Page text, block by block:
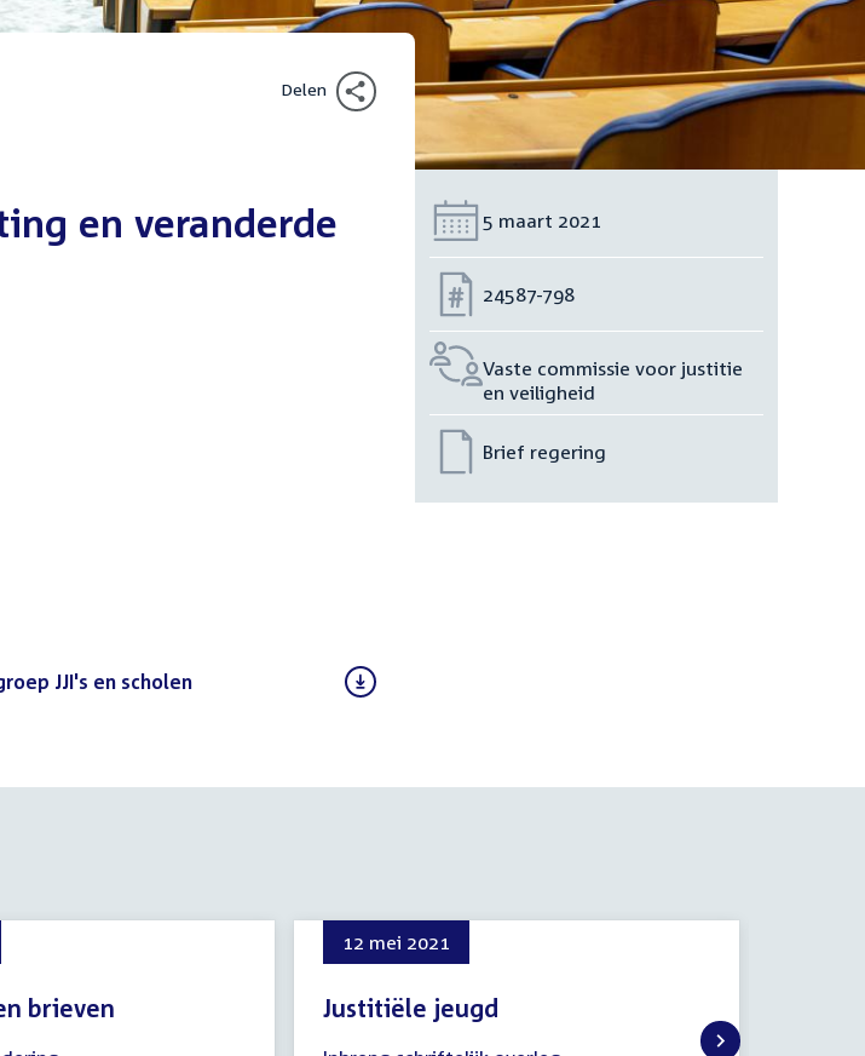
Delen
en veranderde
JJI's en scholen
Datum:
5 maart 2021
Nummer:
24587-798
Vaste commissie voor justitie
en veiligheid
Brief regering
brieven
12 mei 2021
Justitiële jeugd